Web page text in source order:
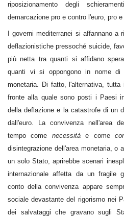
riposizionamento degli
demarcazione pro e contro l'euro, pro
I governi mediterranei si affannano a
deflazionistiche pressoché suicide,
più netta tra quanti si affidano
quanti vi si oppongono in nome di
monetaria. Di fatto, l'alternativa, tutta
fronte alla quale sono posti i Paesi
della deflazione e la catastrofe di un
dall'euro. La convivenza nell'area
tempo come necessitàe come
disintegrazione dell'area monetaria, o
un solo Stato, aprirebbe scenari
internazionale affetta da un fragile
conto della convivenza appare
sociale devastante del rigorismo nei
dei salvataggi che gravano sugli